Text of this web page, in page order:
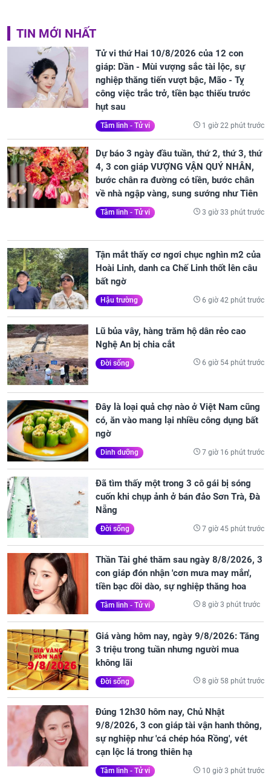
TIN MỚI NHẤT
Tử vi thứ Hai 10/8/2026 của 12 con
giáp: Dần - Mùi vượng sắc tài lộc, sự
nghiệp thăng tiến vượt bậc, Mão - Tỵ
công việc trắc trở, tiền bạc thiếu trước
hụt sau
Tâm linh - Tử vi 1 giờ 22 phút trước
Dự báo 3 ngày đầu tuần, thứ 2, thứ 3, thứ
4, 3 con giáp VƯỢNG VẬN QUÝ NHÂN,
bước chân ra đường có tiền, bước chân
về nhà ngập vàng, sung sướng như Tiên
Tâm linh - Tử vi 3 giờ 33 phút trước
Tận mắt thấy cơ ngơi chục nghìn m2 của
Hoài Linh, danh ca Chế Linh thốt lên câu
bất ngờ
Hậu trường 6 giờ 42 phút trước
Lũ bủa vây, hàng trăm hộ dân rẻo cao
Nghệ An bị chia cắt
Đời sống 6 giờ 54 phút trước
Đây là loại quả chợ nào ở Việt Nam cũng
có, ăn vào mang lại nhiều công dụng bất
ngờ
Dinh dưỡng 7 giờ 16 phút trước
Đã tìm thấy một trong 3 cô gái bị sóng
cuốn khi chụp ảnh ở bán đảo Sơn Trà, Đà
Nẵng
Đời sống 7 giờ 45 phút trước
Thần Tài ghé thăm sau ngày 8/8/2026, 3
con giáp đón nhận 'cơn mưa may mắn',
tiền bạc dồi dào, sự nghiệp thăng hoa
Tâm linh - Tử vi 8 giờ 3 phút trước
Giá vàng hôm nay, ngày 9/8/2026: Tăng
3 triệu trong tuần nhưng người mua
không lãi
Đời sống 8 giờ 58 phút trước
Đúng 12h30 hôm nay, Chủ Nhật
9/8/2026, 3 con giáp tài vận hanh thông,
sự nghiệp như 'cá chép hóa Rồng', vét
cạn lộc lá trong thiên hạ
Tâm linh - Tử vi 10 giờ 3 phút trước